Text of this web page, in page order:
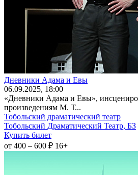
Дневники Адама и Евы
06.09.2025, 18:00
«Дневники Адама и Евы»,
произведениям М. Т...
Тобольский драматический театр
Тобольский Драматический Театр, БЗ
Купить билет
от 400 – 600 ₽ 16+